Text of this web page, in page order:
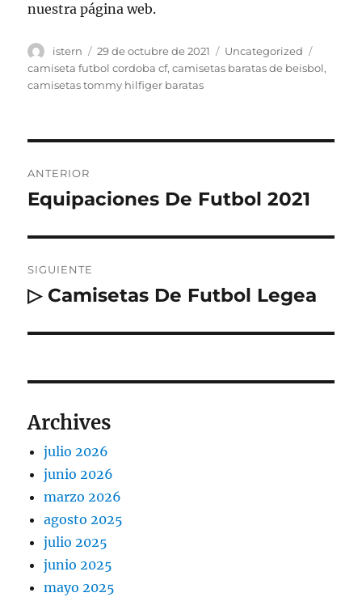
nuestra página web.
Autor
istern
Publicado
el
29 de octubre de 2021 Categorías
Uncategorized
camiseta futbol cordoba cf,camisetas baratas de beisbol,
camisetas tommy hilfiger baratas
de
ANTERIOR
Entrada
Equipaciones De Futbol 2021
SIGUIENTE
Entrada
▷ Camisetas De Futbol Legea
Archives
julio 2026
junio 2026
marzo 2026
agosto 2025
julio 2025
junio 2025
mayo 2025